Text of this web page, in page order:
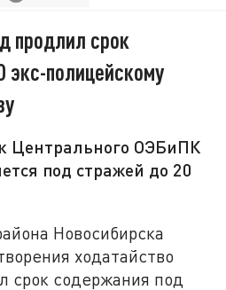
продлил срок
полицейскому
Центрального ОЭБиПК
под стражей до 20
Новосибирска
ходатайство
срок содержания под